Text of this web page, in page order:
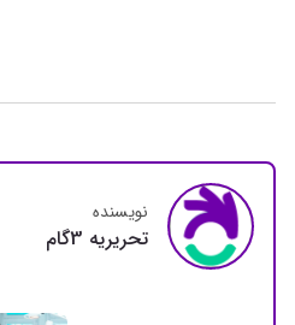
نویسنده
تحريريه 3گام